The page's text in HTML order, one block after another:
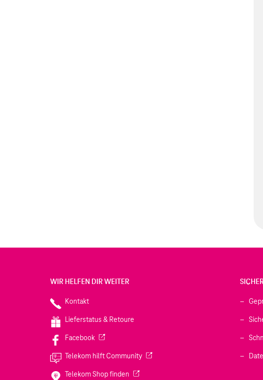
WIR HELFEN DIR WEITER
Kontakt
Lieferstatus & Retoure
Facebook(Wird in einem neuen Tab geöffnet)
Telekom hilft Community(Wird in einem neuen Tab geöffnet)
Telekom Shop finden (Wird in einem neuen Tab geöffnet)